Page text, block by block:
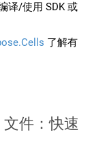
译/使用 SDK 或
了解有
件：快速